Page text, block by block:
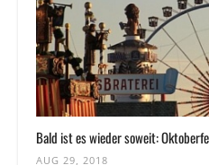
Bald ist es wieder soweit:
AUG 29, 2018